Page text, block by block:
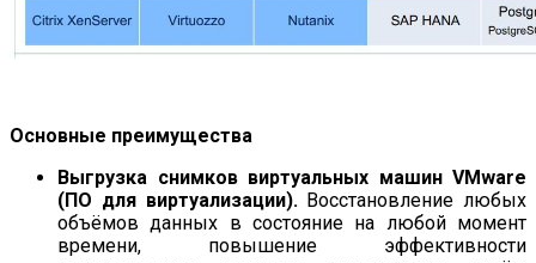
Основные преимущества
Выгрузка снимков виртуальных машин VMware
(ПО для виртуализации). Восстановление любых
объёмов данных в состояние на любой момент
времени, повышение эффективности